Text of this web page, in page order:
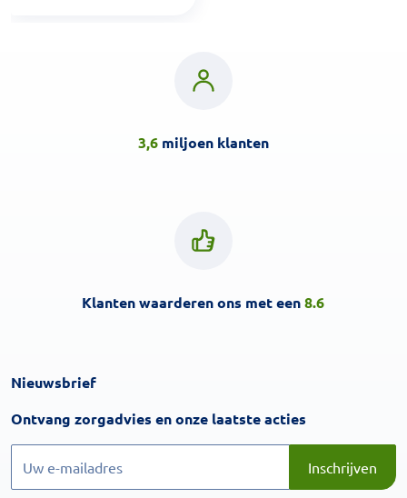
3,6miljoen klanten
Klanten waarderen ons met een8.6
Nieuwsbrief
Ontvang zorgadvies en onze laatste acties
Inschrijven